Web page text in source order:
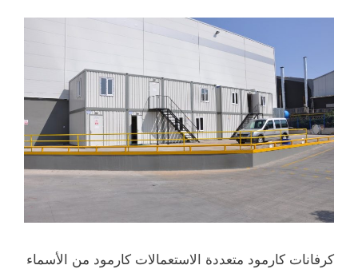
كرفانات كارمود متعددة الاستعمالات كارمود من الأسماء